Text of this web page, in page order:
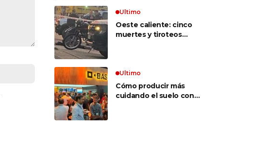
haberes de $ 18
millones
Ultimo
Oeste caliente: cinco
muertes y tiroteos
Ultimo
Cómo producir más
cuidando el suelo con